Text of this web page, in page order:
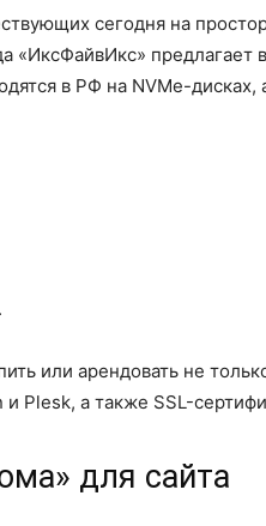
сегодня на
«ИксФайвИкс» предлагает
в РФ на NVMe-дисках,
или арендовать не
Plesk, а также SSL-
для сайта